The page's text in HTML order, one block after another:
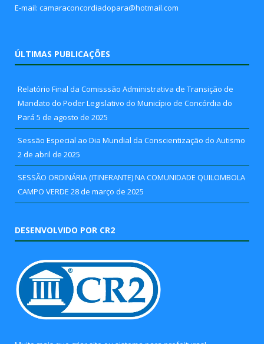
E-mail: camaraconcordiadopara@hotmail.com
ÚLTIMAS PUBLICAÇÕES
Relatório Final da Comisssão Administrativa de Transição de
Mandato do Poder Legislativo do Município de Concórdia do
Pará 5 de agosto de 2025
Sessão Especial ao Dia Mundial da Conscientização do Autismo
2 de abril de 2025
SESSÃO ORDINÁRIA (ITINERANTE) NA COMUNIDADE QUILOMBOLA
CAMPO VERDE 28 de março de 2025
DESENVOLVIDO POR CR2